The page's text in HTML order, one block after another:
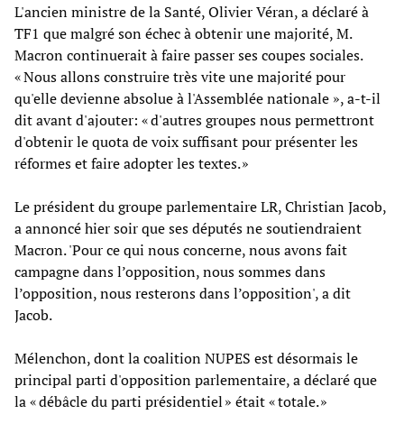
L'ancien ministre de la Santé, Olivier Véran, a déclaré à
TF1 que malgré son échec à obtenir une majorité, M.
Macron continuerait à faire passer ses coupes sociales.
« Nous allons construire très vite une majorité pour
qu'elle devienne absolue à l'Assemblée nationale », a-t-il
dit avant d'ajouter: « d'autres groupes nous permettront
d'obtenir le quota de voix suffisant pour présenter les
réformes et faire adopter les textes. »
Le président du groupe parlementaire LR, Christian Jacob,
a annoncé hier soir que ses députés ne soutiendraient
Macron. 'Pour ce qui nous concerne, nous avons fait
campagne dans l’opposition, nous sommes dans
l’opposition, nous resterons dans l’opposition', a dit
Jacob.
Mélenchon, dont la coalition NUPES est désormais le
principal parti d'opposition parlementaire, a déclaré que
la « débâcle du parti présidentiel » était « totale. »